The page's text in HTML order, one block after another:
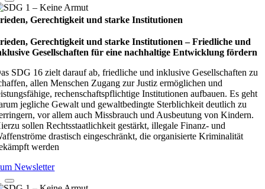
Gerechtigkeit und starke Institutionen
Gerechtigkeit und starke Institutionen – Fried­li­che und
Gesell­schaf­ten für eine nach­hal­tige Ent­wick­lung för­dern
SDG 16 zielt darauf ab, friedliche und inklusive Gesellschaften zu
allen Menschen Zugang zur Justiz ermöglichen und
rechenschaftspflichtige Institutionen aufbauen. Es geht
jegliche Gewalt und gewaltbedingte Sterblichkeit deutlich zu
vor allem auch Missbrauch und Ausbeutung von Kindern.
sollen Rechtsstaatlichkeit gestärkt, illegale Finanz- und
drastisch eingeschränkt, die organisierte Kriminalität
werden
Newsletter